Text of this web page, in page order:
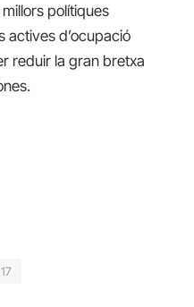
polítiques
actives d’ocupació
reduir la gran bretxa